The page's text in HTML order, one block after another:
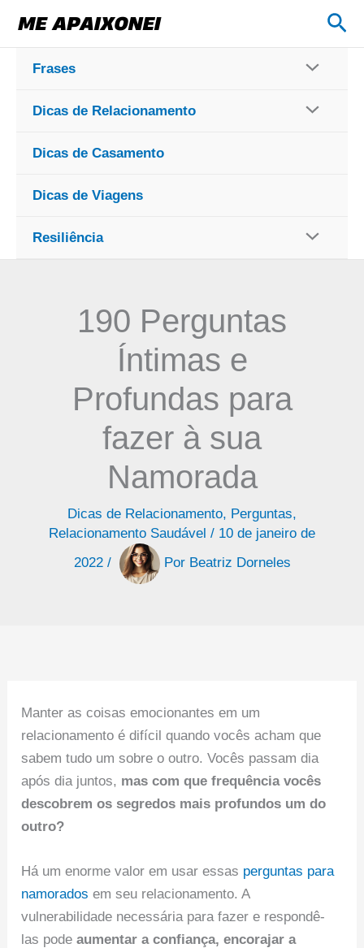
para
conteúdo
Frases
Dicas de Relacionamento
Dicas de Casamento
Dicas de Viagens
Resiliência
190 Perguntas
Íntimas e
Profundas para
fazer à sua
Namorada
Dicas de Relacionamento, Perguntas,
Relacionamento Saudável / 10 de janeiro de
2022 / Por Beatriz Dorneles
Manter as coisas emocionantes em um
relacionamento é difícil quando vocês acham que
sabem tudo um sobre o outro. Vocês passam dia
após dia juntos, mas com que frequência vocês
descobrem os segredos mais profundos um do
outro?
Há um enorme valor em usar essas perguntas para
namorados em seu relacionamento. A
vulnerabilidade necessária para fazer e respondê-
las podeaumentar a confiança, encorajar a